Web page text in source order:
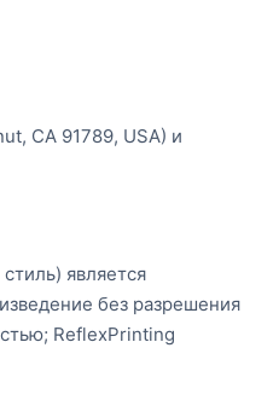
CA 91789, USA) и
является
без разрешения
ReflexPrinting